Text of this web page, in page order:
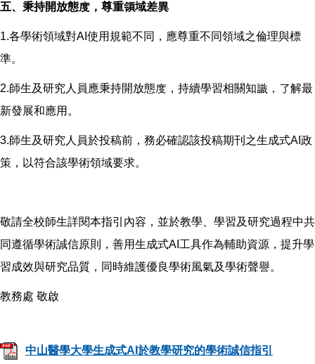
五、秉持開放態度，尊重領域差異
1.各學術領域對AI使用規範不同，應尊重不同領域之倫理與標
準。
2.師生及研究人員應秉持開放態度，持續學習相關知識，了解最
新發展和應用。
3.師生及研究人員於投稿前，務必確認該投稿期刊之生成式AI政
策，以符合該學術領域要求。
敬請全校師生詳閱本指引內容，並於教學、學習及研究過程中共
同遵循學術誠信原則，善用生成式AI工具作為輔助資源，提升學
習成效與研究品質，同時維護優良學術風氣及學術聲譽。
教務處 敬啟
中山醫學大學生成式AI於教學研究的學術誠信指引